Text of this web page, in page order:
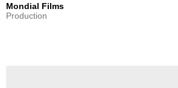
Mondial Films
Production